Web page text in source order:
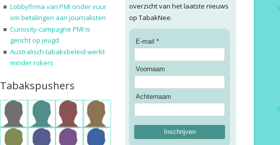
Lobbyfirma van PMI onder vuur
om betalingen aan journalisten
Curiosity-campagne PMI is
gericht op jeugd
Australisch tabaksbeleid werkt:
minder rokers
Tabakspushers
overzicht van het laatste nieuws
op TabakNee.
E-mail *
Voornaam
Achternaam
Inschrijven